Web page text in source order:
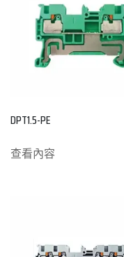
DPT1.5-PE
查看內容